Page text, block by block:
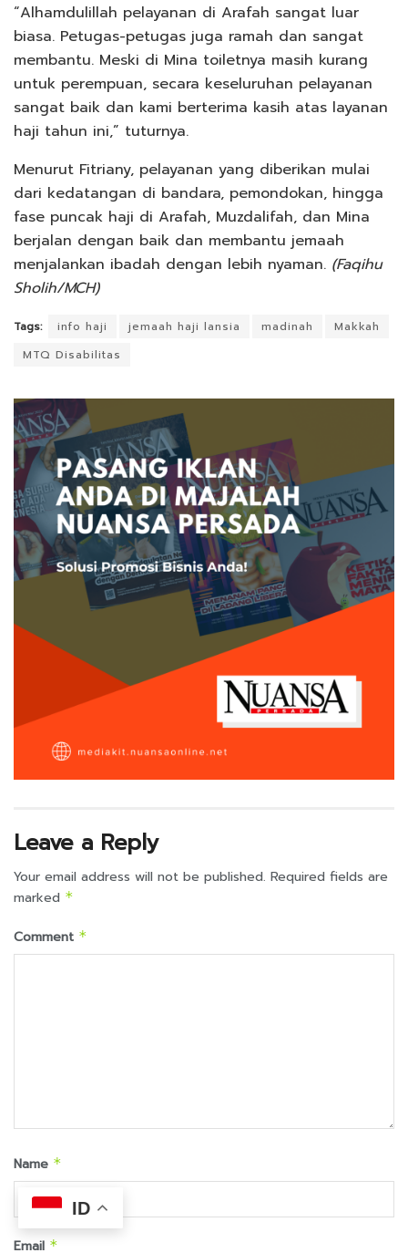
“Alhamdulillah pelayanan di Arafah sangat luar
biasa. Petugas-petugas juga ramah dan sangat
membantu. Meski di Mina toiletnya masih kurang
untuk perempuan, secara keseluruhan pelayanan
sangat baik dan kami berterima kasih atas layanan
haji tahun ini,” tuturnya.
Menurut Fitriany, pelayanan yang diberikan mulai
dari kedatangan di bandara, pemondokan, hingga
fase puncak haji di Arafah, Muzdalifah, dan Mina
berjalan dengan baik dan membantu jemaah
menjalankan ibadah dengan lebih nyaman. (Faqihu
Sholih/MCH)
Tags: info haji jemaah haji lansia madinah
Makkah
MTQ Disabilitas
Leave a Reply
Your email address will not be published. Required fields are
marked *
Comment *
Name *
Email *
ID